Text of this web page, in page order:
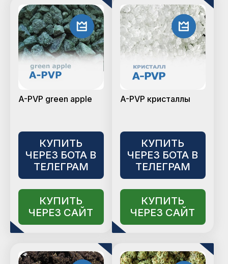
A-PVP green apple
КУПИТЬ
ЧЕРЕЗ БОТА В
ТЕЛЕГРАМ
КУПИТЬ
ЧЕРЕЗ САЙТ
A-PVP кристаллы
КУПИТЬ
ЧЕРЕЗ БОТА В
ТЕЛЕГРАМ
КУПИТЬ
ЧЕРЕЗ САЙТ